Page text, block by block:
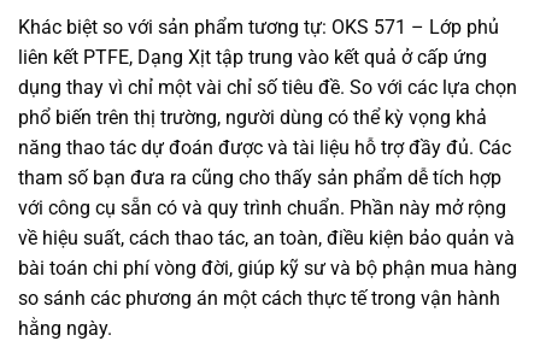
Khác biệt so với sản phẩm tương tự: OKS 571 – Lớp phủ
liên kết PTFE, Dạng Xịt tập trung vào kết quả ở cấp ứng
dụng thay vì chỉ một vài chỉ số tiêu đề. So với các lựa chọn
phổ biến trên thị trường, người dùng có thể kỳ vọng khả
năng thao tác dự đoán được và tài liệu hỗ trợ đầy đủ. Các
tham số bạn đưa ra cũng cho thấy sản phẩm dễ tích hợp
với công cụ sẵn có và quy trình chuẩn. Phần này mở rộng
về hiệu suất, cách thao tác, an toàn, điều kiện bảo quản và
bài toán chi phí vòng đời, giúp kỹ sư và bộ phận mua hàng
so sánh các phương án một cách thực tế trong vận hành
hằng ngày.